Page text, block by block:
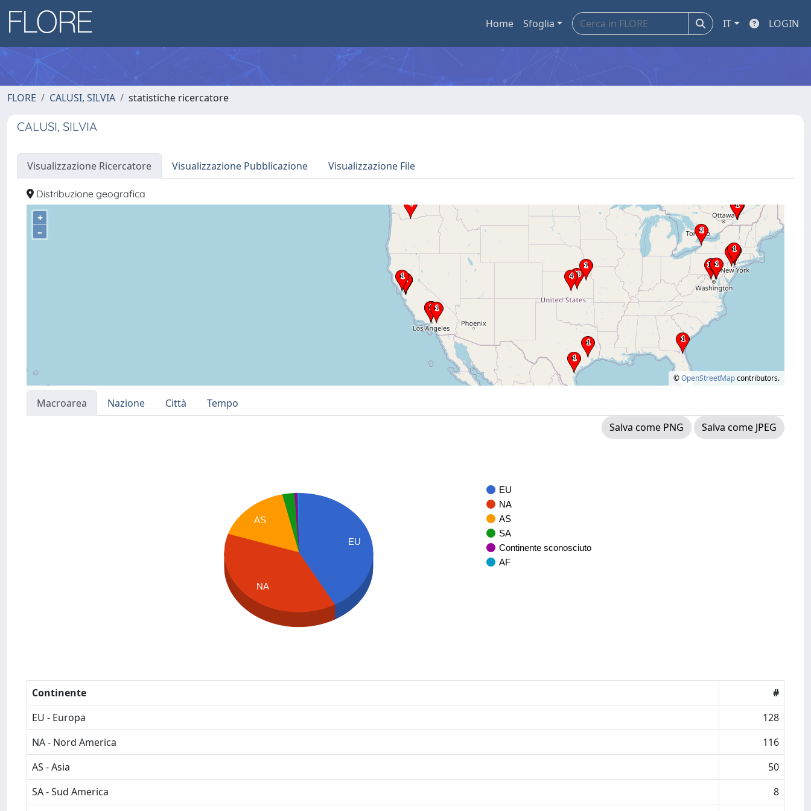
Home Sfoglia IT LOGIN
FLORE CALUSI, SILVIA statistiche ricercatore
CALUSI, SILVIA
Visualizzazione Ricercatore Visualizzazione Pubblicazione Visualizzazione File
Distribuzione geografica
+
–
©OpenStreetMapcontributors.
Macroarea Nazione Città
Tempo
Salva come PNG
Salva come JPEG
EU
NA
AS
SA
Continente sconosciuto
AF
EU
AS
NA
Continente
#
EU - Europa
128
NA - Nord America
116
AS - Asia
50
SA - Sud America
8